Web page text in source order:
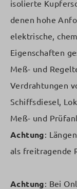
isolierte
denen hohe
elektrische,
Eigenschaften
Meß- und
Verdrahtungen
Schiffsdiesel,
Meß- und
Achtung:
als freitragende
Achtung: Bei